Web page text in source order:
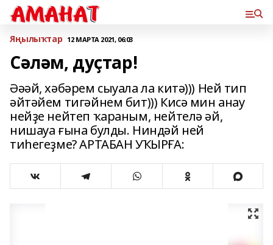
Яңылыҡтар 12 МАРТА 2021, 06:03
Сәләм, дуҫтар!
Әәәй, хәбәрем сыуала ла китә))) Ней тип
әйтәйем тигәйнем бит))) Кисә мин анау
нейҙе нейтеп ҡараным, нейтелә әй,
нишауа ғына булды. Ниндәй ней
тиһегеҙме? АРТАБАН УҠЫРҒА: